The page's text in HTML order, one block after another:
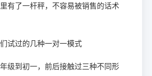
有了一杆秤，不容易被销售的话术
试过的几种一对一模式
级到初一，前后接触过三种不同形